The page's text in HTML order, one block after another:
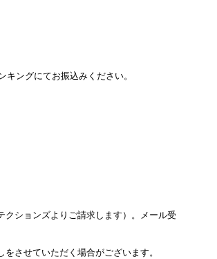
ングにてお振込みください。
ションズよりご請求します）。メール受
させていただく場合がございます。